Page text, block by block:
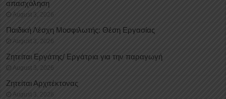
απασχόληση
August 3, 2026
Παιδική Λέσχη Μοσφιλωτής: Θέση Εργασίας
August 3, 2026
Ζητείται Εργάτης/ Εργάτρια για την παραγωγή
August 3, 2026
Ζητείται Αρχιτέκτονας
August 3, 2026